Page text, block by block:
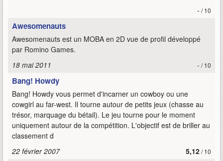
- / 10
Awesomenauts
Awesomenauts est un MOBA en 2D vue de profil développé
par Romino Games.
18 mai 2011
- / 10
Bang! Howdy
Bang! Howdy vous permet d'incarner un cowboy ou une
cowgirl au far-west. Il tourne autour de petits jeux (chasse au
trésor, marquage du bétail). Le jeu tourne pour le moment
uniquement autour de la compétition. L'objectif est de briller au
classement d
22 février 2007
5,12/ 10